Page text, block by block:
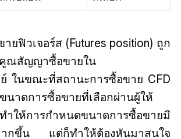
ยฟิวเจอร์ส (Futures position) ถูก
ณสัญญาซื้อขายใน
ในขณะที่สถานะการซื้อขาย CFD
นาดการซื้อขายที่เลือกผ่านผู้ให้
ห้การกำหนดขนาดการซื้อขายมี
ากขึ้น แต่ก็ทำให้ต้องหันมาสนใจ